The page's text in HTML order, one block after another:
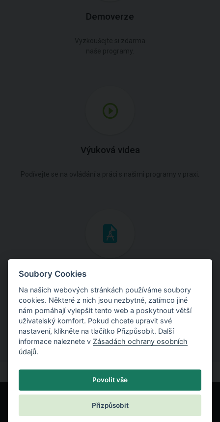
Demoverze
Výuková videa
Inženýrské manuály
Stáhněte si manuály s teoretickými i praktickými ukázkami
použití programů.
Soubory Cookies
Na našich webových stránkách používáme soubory
cookies. Některé z nich jsou nezbytné, zatímco jiné
nám pomáhají vylepšit tento web a poskytnout větší
uživatelský komfort. Pokud chcete upravit své
nastavení, klikněte na tlačítko Přizpůsobit. Další
informace naleznete v Zásadách ochrany osobních
údajů.
Povolit vše
Přizpůsobit